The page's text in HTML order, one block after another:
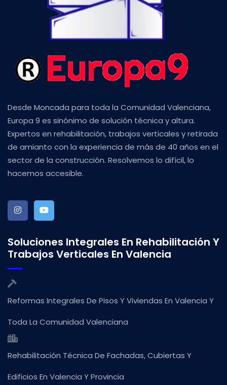
Desde Moncada para toda la Comunidad Valenciana,
Europa 9 es sinónimo de solución técnica y altura.
Expertos en rehabilitación, trabajos verticales y retirada
de amianto con la experiencia de más de 40 años en el
sector de la construcción. Resolvemos lo difícil, lo
hacemos accesible.
Soluciones Integrales En Rehabilitación Y
Trabajos Verticales En Valencia
Reformas Integrales De Pisos Y Viviendas En Valencia Y
Toda La Comunidad Valenciana
Rehabilitación Técnica De Fachadas, Cubiertas Y
Edificios En Valencia Y Provincia